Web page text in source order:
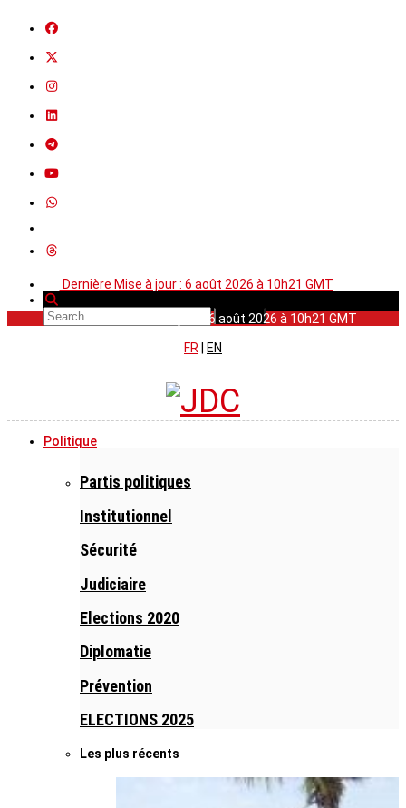
Dernière Mise à jour : 6 août 2026 à 10h21 GMT
Dernière Mise à jour : 6 août 2026 à 10h21 GMT
FR
EN
Politique
Partis politiques
Institutionnel
Sécurité
Judiciaire
Elections 2020
Diplomatie
Prévention
ELECTIONS 2025
Les plus récents